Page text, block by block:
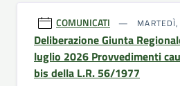
COMUNICATI
Deliberazione Giunta
luglio 2026 Provvedimenti
bis della L.R. 56/1977